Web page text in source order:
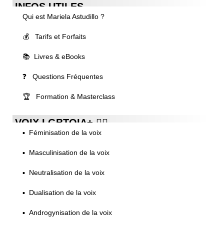
INFOS UTILES
Qui est Mariela Astudillo ?
💰 Tarifs et Forfaits
📚 Livres & eBooks
❓ Questions Fréquentes
🏆 Formation & Masterclass
VOIX LGBTQIA+ 🏳️‍🌈
▪️ Féminisation de la voix
▪️ Masculinisation de la voix
▪️ Neutralisation de la voix
▪️ Dualisation de la voix
▪️ Androgynisation de la voix